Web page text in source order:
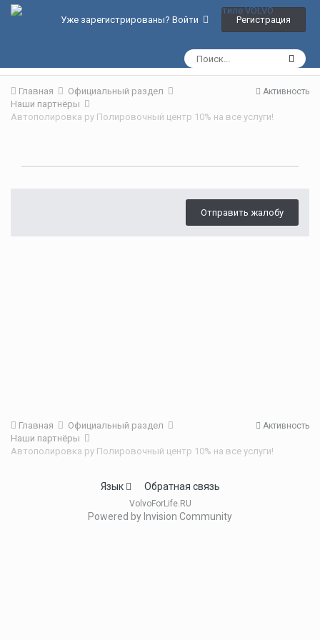
Уже зарегистрированы? Войти Регистрация
Активность
Главная
Официальный раздел
Наши партнёры
Автополировка ру Полировочный центр 10% на все услуги!
Отправить жалобу
Активность
Главная
Официальный раздел
Наши партнёры
Автополировка ру Полировочный центр 10% на все услуги!
Язык Обратная связь
VolvoForLife.RU
Powered by Invision Community